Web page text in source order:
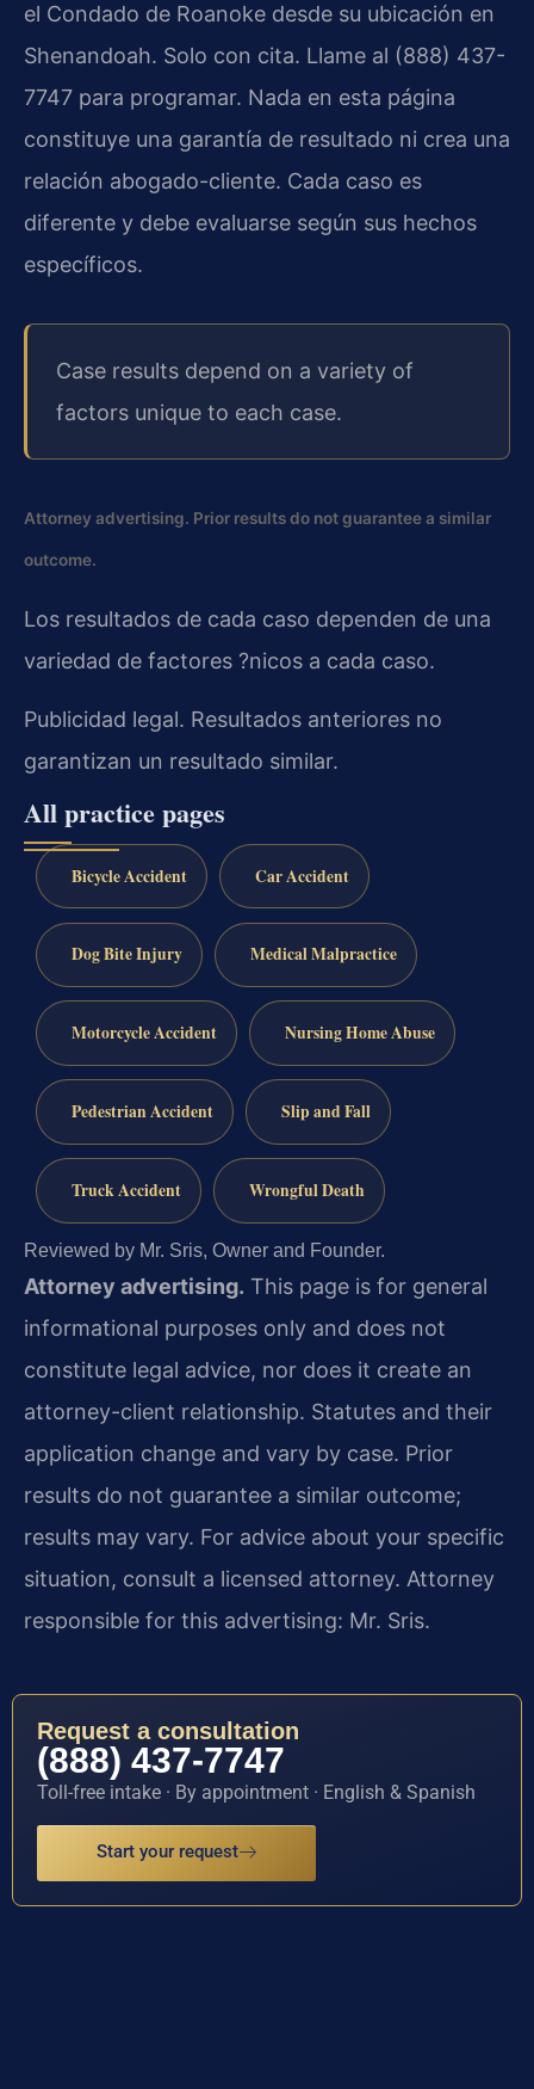
el Condado de Roanoke desde su ubicación en
Shenandoah. Solo con cita. Llame al (888) 437-
7747 para programar. Nada en esta página
constituye una garantía de resultado ni crea una
relación abogado-cliente. Cada caso es
diferente y debe evaluarse según sus hechos
específicos.
Case results depend on a variety of
factors unique to each case.
Attorney advertising. Prior results do not guarantee a similar
outcome.
Los resultados de cada caso dependen de una
variedad de factores ?nicos a cada caso.
Publicidad legal. Resultados anteriores no
garantizan un resultado similar.
All practice pages
Bicycle Accident Car Accident
Dog Bite Injury Medical Malpractice
Motorcycle Accident Nursing Home Abuse
Pedestrian Accident Slip and Fall
Truck Accident Wrongful Death
Reviewed by Mr. Sris, Owner and Founder.
Attorney advertising. This page is for general
informational purposes only and does not
constitute legal advice, nor does it create an
attorney-client relationship. Statutes and their
application change and vary by case. Prior
results do not guarantee a similar outcome;
results may vary. For advice about your specific
situation, consult a licensed attorney. Attorney
responsible for this advertising: Mr. Sris.
Request a consultation
(888) 437-7747
Toll-free intake · By appointment · English & Spanish
Start your request